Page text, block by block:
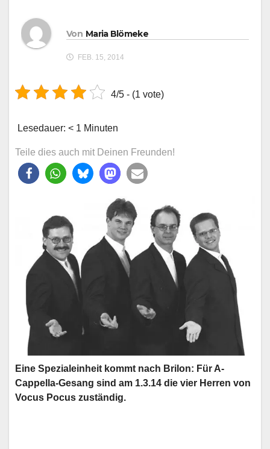
Von Maria Blömeke
FEB. 15, 2014
4/5 - (1 vote)
Lesedauer: < 1 Minuten
Teile dies auch mit Deinen Freunden!
Eine Spezialeinheit kommt nach Brilon: Für A-
Cappella-Gesang sind am 1.3.14 die vier Herren von
Vocus Pocus zuständig.